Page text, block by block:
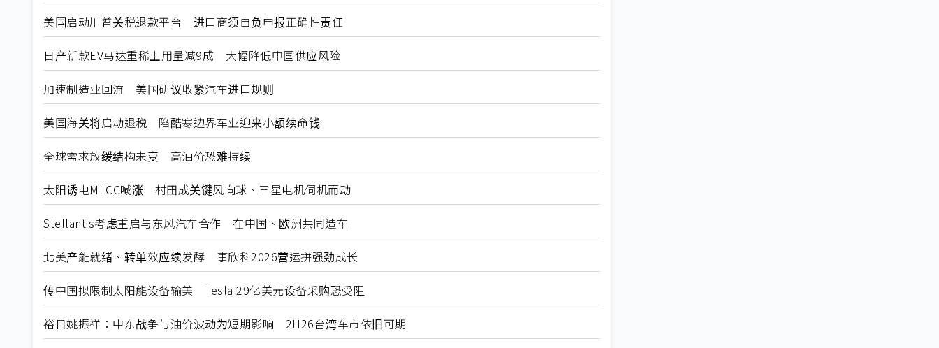
美国启动川普关税退款平台 进口商须自负申报正确性责任
日产新款EV马达重稀土用量减9成 大幅降低中国供应风险
加速制造业回流 美国研议收紧汽车进口规则
美国海关将启动退税 陷酷寒边界车业迎来小额续命钱
全球需求放缓结构未变 高油价恐难持续
太阳诱电MLCC喊涨 村田成关键风向球、三星电机伺机而动
Stellantis考虑重启与东风汽车合作 在中国、欧洲共同造车
北美产能就绪、转单效应续发酵 事欣科2026营运拼强劲成长
传中国拟限制太阳能设备输美 Tesla 29亿美元设备采购恐受阻
裕日姚振祥：中东战争与油价波动为短期影响 2H26台湾车市依旧可期